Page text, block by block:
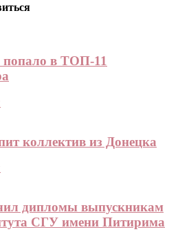
в ТОП-11
коллектив из Донецка
дипломы выпускникам
СГУ имени Питирима